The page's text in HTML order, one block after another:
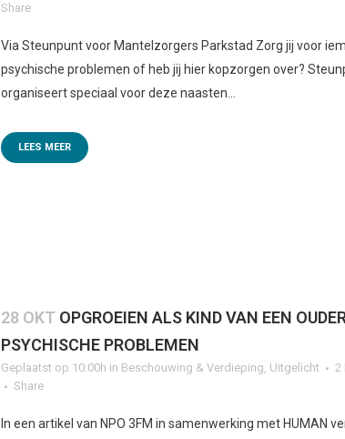
Share
Via Steunpunt voor Mantelzorgers Parkstad Zorg jij voor
psychische problemen of heb jij hier kopzorgen over?
organiseert speciaal voor deze naasten...
LEES MEER
28 OKT OPGROEIEN ALS KIND VAN EEN
PSYCHISCHE PROBLEMEN
Geplaatst op 10:00h in Beschouwing & Verdieping, Uitgelicht 2
Share
In een artikel van NPO 3FM in samenwerking met HUMAN